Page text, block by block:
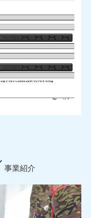
事業紹介